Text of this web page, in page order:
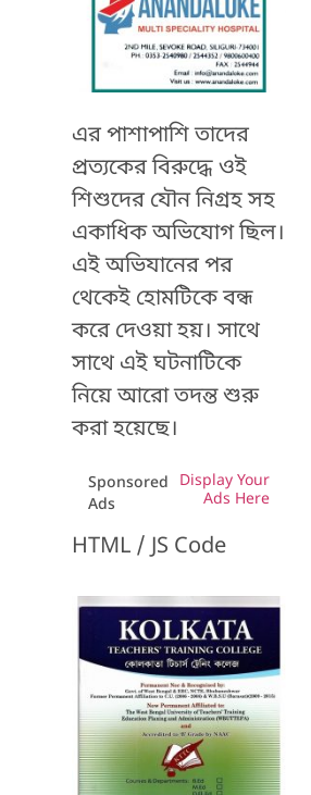
এর পাশাপাশি তাদের
প্রত্যকের বিরুদ্ধে ওই
শিশুদের যৌন নিগ্রহ সহ
একাধিক অভিযোগ ছিল।
এই অভিযানের পর
থেকেই হোমটিকে বন্ধ
করে দেওয়া হয়। সাথে
সাথে এই ঘটনাটিকে
নিয়ে আরো তদন্ত শুরু
করা হয়েছে।
Sponsored
Ads
Display Your
Ads Here
HTML / JS Code